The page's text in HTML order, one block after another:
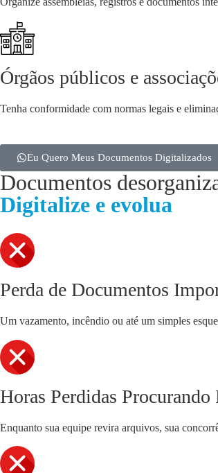
Órgãos públicos e
Tenha conformidade com normas legais e
Eu Quero Meus Documentos Digitalizados
Documentos
Digitalize e evolua
Perda de Documentos
Um vazamento, incêndio ou até um simples
Horas Perdidas Procurando
Enquanto sua equipe revira arquivos, sua